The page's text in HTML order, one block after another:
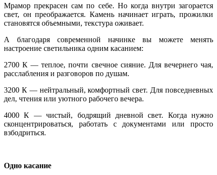
Мрамор прекрасен сам по себе. Но когда внутри загорается
свет, он преображается. Камень начинает играть, прожилки
становятся объемными, текстура оживает.
А благодаря современной начинке вы можете менять
настроение светильника одним касанием:
2700 К — теплое, почти свечное сияние. Для вечернего чая,
расслабления и разговоров по душам.
3200 К — нейтральный, комфортный свет. Для повседневных
дел, чтения или уютного рабочего вечера.
4000 К — чистый, бодрящий дневной свет. Когда нужно
сконцентрироваться, работать с документами или просто
взбодриться.
Одно касание